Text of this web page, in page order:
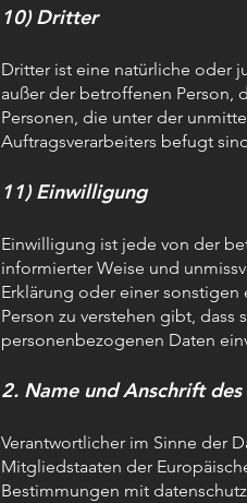
10) Dritter
Dritter ist eine natürliche oder
außer der betroffenen Person,
Personen, die unter der
Auftragsverarbeiters befugt
11) Einwilligung
Einwilligung ist jede von der
informierter Weise und
Erklärung oder einer
Person zu verstehen gibt,
personenbezogenen Daten
2. Name und Anschrift
Verantwortlicher im Sinne der
Mitgliedstaaten der
Bestimmungen mit